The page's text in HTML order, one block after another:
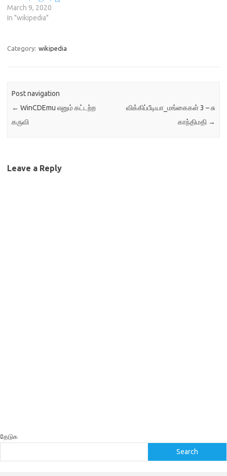
March 9, 2020
In "wikipedia"
Category: wikipedia
Post navigation
← WinCDEmu எனும் கட்டற்ற
கருவி
விக்கிப்பீடியா_மங்கைகள் 3 – சு
காந்திமதி →
Leave a Reply
தேடுக
Search